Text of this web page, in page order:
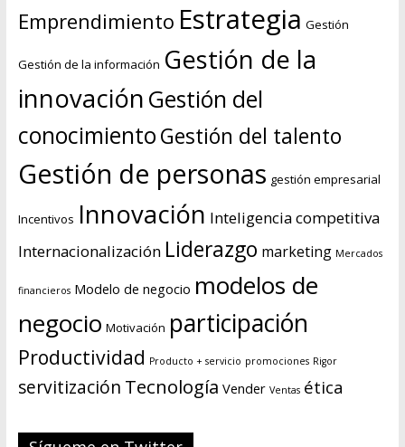
Emprendimiento Estrategia Gestión
Gestión de la información Gestión de la
innovación Gestión del
conocimientoGestión del talento
Gestión de personas gestión empresarial
Incentivos Innovación Inteligencia competitiva
Internacionalización Liderazgo marketing Mercados
financieros Modelo de negocio modelos de
negocio Motivación participación
Productividad Producto + servicio promociones Rigor
servitización Tecnología Vender Ventas ética